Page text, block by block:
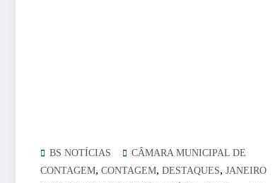
BS NOTÍCIAS
CÂMARA MUNICIPAL DE
CONTAGEM, CONTAGEM, DESTAQUES, JANEIRO